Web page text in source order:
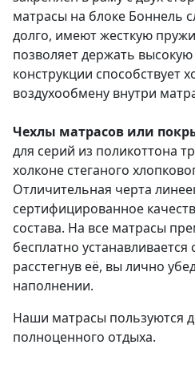
матрасы на блоке Боннель
долго, имеют жесткую
позволяет держать
конструкции способствует
воздухообмену внутри
Чехлы матрасов или
для серий из поликоттона
холконе стеганого
Отличительная черта
сертифицированное
состава. На все матрасы
бесплатно
расстегнув её, вы лично
наполнении.
Наши матрасы пользуются
полноценного отдыха.